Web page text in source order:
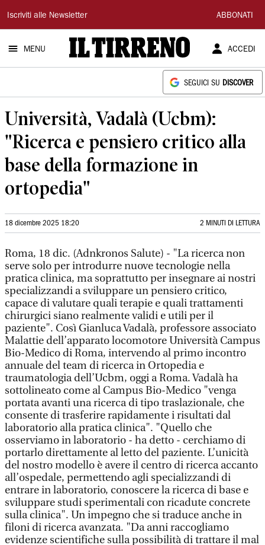
Il
Tirreno
Iscriviti alle Newsletter ABBONATI
MENU ACCEDI
SEGUICI SU DISCOVER
Università, Vadalà (Ucbm):
"Ricerca e pensiero critico alla
base della formazione in
ortopedia"
18 dicembre 2025 18:20 2 MINUTI DI LETTURA
Roma, 18 dic. (Adnkronos Salute) - "La ricerca non
serve solo per introdurre nuove tecnologie nella
pratica clinica, ma soprattutto per insegnare ai nostri
specializzandi a sviluppare un pensiero critico,
capace di valutare quali terapie e quali trattamenti
chirurgici siano realmente validi e utili per il
paziente". Così Gianluca Vadalà, professore associato
Malattie dell’apparato locomotore Università Campus
Bio-Medico di Roma, intervendo al primo incontro
annuale del team di ricerca in Ortopedia e
traumatologia dell’Ucbm, oggi a Roma. Vadalà ha
sottolineato come al Campus Bio-Medico "venga
portata avanti una ricerca di tipo traslazionale, che
consente di trasferire rapidamente i risultati dal
laboratorio alla pratica clinica". "Quello che
osserviamo in laboratorio - ha detto - cerchiamo di
portarlo direttamente al letto del paziente. L’unicità
del nostro modello è avere il centro di ricerca accanto
all’ospedale, permettendo agli specializzandi di
entrare in laboratorio, conoscere la ricerca di base e
sviluppare studi sperimentali con ricadute concrete
sulla clinica". Un impegno che si traduce anche in
filoni di ricerca avanzata. "Da anni raccogliamo
evidenze scientifiche sulla possibilità di trattare il mal